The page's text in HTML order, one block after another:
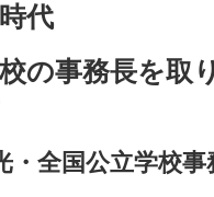
代
の事務長を取
・全国公立学校